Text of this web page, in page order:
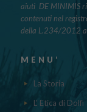
aiuti DE MINIMIS
contenuti nel
della L.234/2012 a
MENU’
La Storia
L' Etica di Dolfi